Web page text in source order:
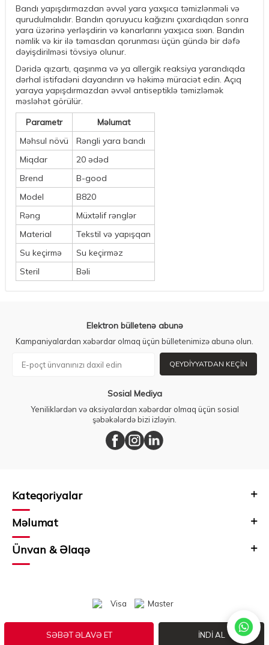
SƏBƏT ƏLAVƏ ET İNDI AL
Bandı yapışdırmazdan əvvəl yara yaxşıca təmizlənməli və
qurudulmalıdır. Bandın qoruyucu kağızını çıxardıqdan sonra
yara üzərinə yerləşdirin və kənarlarını yaxşıca sıxın. Bandın
nəmlik və kir ilə təmasdan qorunması üçün gündə bir dəfə
dəyişdirilməsi tövsiyə olunur.
Dəridə qızartı, qaşınma və ya allergik reaksiya yarandıqda
dərhal istifadəni dayandırın və həkimə müraciət edin. Açıq
yaraya yapışdırmazdan əvvəl antiseptiklə təmizləmək
məsləhət görülür.
Parametr
Məlumat
Məhsul növü
Rəngli yara bandı
Miqdar
20 ədəd
Brend
B-good
Model
B820
Rəng
Müxtəlif rənglər
Material
Tekstil və yapışqan
Su keçirmə
Su keçirməz
Steril
Bəli
Elektron bülletenə abunə
Kampaniyalardan xəbərdar olmaq üçün bülletenimizə abunə olun.
QEYDIYYATDAN KEÇIN
Sosial Mediya
Yeniliklərdən və aksiyalardan xəbərdar olmaq üçün sosial
şəbəkələrdə bizi izləyin.
Kateqoriyalar
Məlumat
Ünvan & Əlaqə
Prepared by